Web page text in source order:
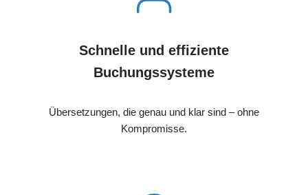
Schnelle und effiziente
Buchungssysteme
Übersetzungen, die genau und klar sind – ohne
Kompromisse.